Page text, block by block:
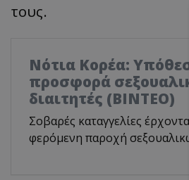
τους.
Νότια Κορέα:
προσφορά
διαιτητές (BINTEO)
Σοβαρές καταγγελίες
φερόμενη παροχή